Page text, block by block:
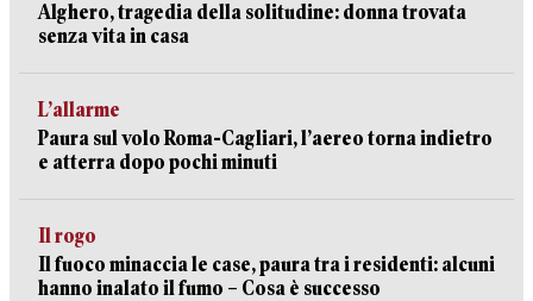
Alghero, tragedia della solitudine: donna trovata
senza vita in casa
L’allarme
Paura sul volo Roma-Cagliari, l’aereo torna indietro
e atterra dopo pochi minuti
Il rogo
Il fuoco minaccia le case, paura tra i residenti: alcuni
hanno inalato il fumo – Cosa è successo